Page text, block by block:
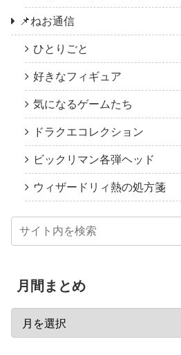
📌ねお通信
ひとりごと
好きなフィギュア
気になるゲームたち
ドラクエコレクション
ビックリマン各弾ヘッド
ウィザードリィ熱の処方箋
月間まとめ